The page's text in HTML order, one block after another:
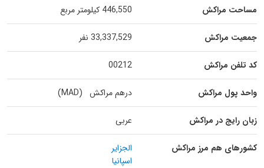
مساحت مراکش 446,550 کیلومتر مربع
جمعیت مراکش 33,337,529 نفر
کد تلفن مراکش 00212
واحد پول مراکش درهم مراکش (MAD)
زبان رایج در مراکش عربی
کشورهای هم مرز مراکش
الجزایر
اسپانیا